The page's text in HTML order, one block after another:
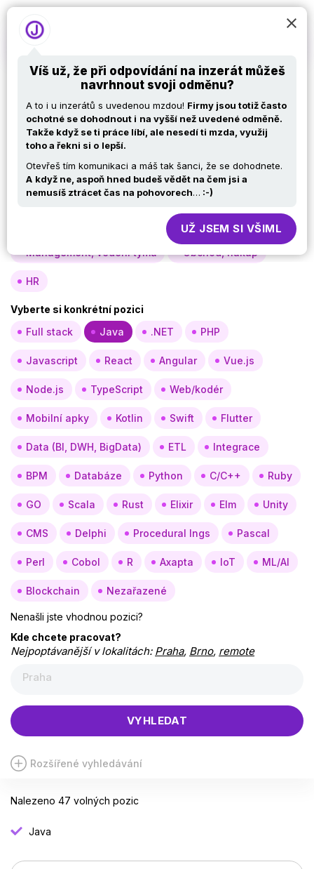
Nabídky práce v IT –
Java developer
Vyberte si oblast
Analýza, návrh
Vývoj Testy
Provoz, infra
Management, vedení týmů Obchod, nákup
HR
Vyberte si konkrétní pozici
Full stack
Java .NET PHP
Javascript React Angular Vue.js
Node.js TypeScript Web/kodér
Mobilní apky Kotlin Swift Flutter
Data (BI, DWH, BigData) ETL Integrace
BPM Databáze Python C/C++ Ruby
GO Scala Rust Elixir Elm Unity
CMS Delphi Procedural lngs Pascal
Perl Cobol R Axapta IoT ML/AI
Blockchain Nezařazené
Nenašli jste vhodnou pozici?
Kde chcete pracovat?
Nejpoptávanější v lokalitách: Praha, Brno, remote
Praha
VYHLEDAT
Rozšířené vyhledávání
Nalezeno 47 volných pozic
Java
Víš už, že při odpovídání na inzerát můžeš
navrhnout svoji odměnu?
A to i u inzerátů s uvedenou mzdou! Firmy jsou totiž často
ochotné se dohodnout i na vyšší než uvedené odměně.
Takže když se ti práce líbí, ale nesedí ti mzda, využij
toho a řekni si o lepší.
Otevřeš tím komunikaci a máš tak šanci, že se dohodnete.
A když ne, aspoň hned budeš vědět na čem jsi a
nemusíš ztrácet čas na pohovorech… :-)
UŽ JSEM SI VŠIML